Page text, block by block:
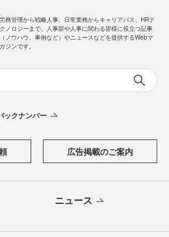
労務管理から戦略人事、日常業務からキャリアパス、HRテ
クノロジーまで、人事部や人事に関わる皆様に役立つ記事
（ノウハウ、事例など）やニュースなどを提供するWebマ
ガジンです。
ックナンバー
広告掲載のご案内
ニュース